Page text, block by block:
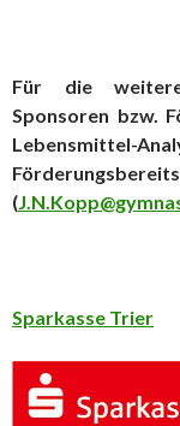
Für die
Sponsoren bzw.
Lebensmittel-
(
Sparkasse Trier